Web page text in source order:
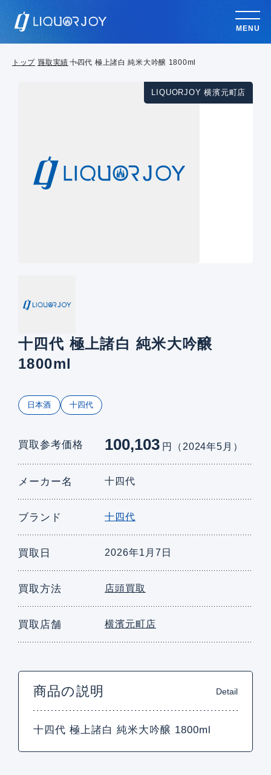
MENU
トップ 買取実績 十四代 極上諸白 純米大吟醸 1800ml
LIQUORJOY 横濱元町店
十四代 極上諸白 純米大吟醸
1800ml
日本酒 十四代
買取参考価格 100,103 円（2024年5月）
メーカー名 十四代
ブランド 十四代
買取日 2026年1月7日
買取方法 店頭買取
買取店舗 横濱元町店
商品の説明 Detail
十四代 極上諸白 純米大吟醸 1800ml